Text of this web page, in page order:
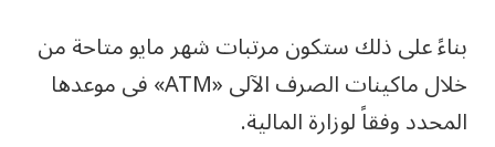
بناءً على ذلك ستكون مرتبات شهر مايو متاحة من
خلال ماكينات الصرف الآلى «ATM» فى موعدها
المحدد وفقاً لوزارة المالية.